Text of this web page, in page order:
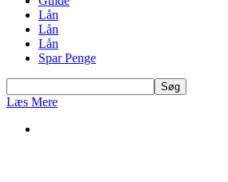
Lån
Lån
Lån
Spar Penge
Læs Mere